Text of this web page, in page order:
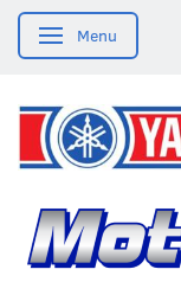
Skifte navigation
Menu